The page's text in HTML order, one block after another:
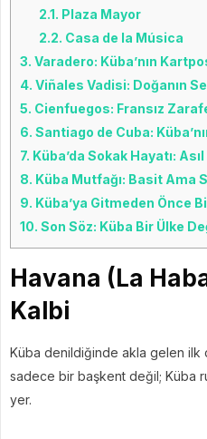
2.1. Plaza Mayor
2.2. Casa de la Música
3. Varadero: Küba’nın
4. Viñales Vadisi: Doğanın
5. Cienfuegos: Fransız
6. Santiago de Cuba:
7. Küba’da Sokak Hayatı:
8. Küba Mutfağı: Basit Ama
9. Küba’ya Gitmeden Önce
10. Son Söz: Küba Bir Ülke
Havana (La
Kalbi
Küba denildiğinde akla gelen ilk
sadece bir başkent değil; Küba
yer.